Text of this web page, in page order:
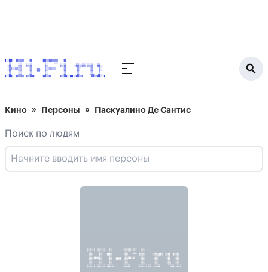
Кино Персоны Паскуалино Де Сантис
Поиск по людям